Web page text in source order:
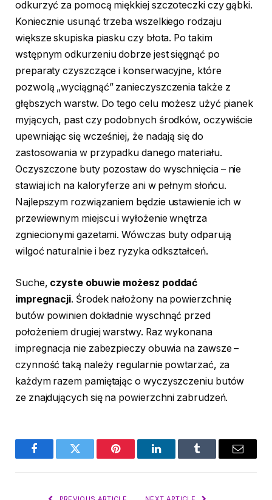
odkurzyć za pomocą miękkiej szczoteczki czy gąbki.
Koniecznie usunąć trzeba wszelkiego rodzaju
większe skupiska piasku czy błota. Po takim
wstępnym odkurzeniu dobrze jest sięgnąć po
preparaty czyszczące i konserwacyjne, które
pozwolą „wyciągnąć” zanieczyszczenia także z
głębszych warstw. Do tego celu możesz użyć pianek
myjących, past czy podobnych środków, oczywiście
upewniając się wcześniej, że nadają się do
zastosowania w przypadku danego materiału.
Oczyszczone buty pozostaw do wyschnięcia – nie
stawiaj ich na kaloryferze ani w pełnym słońcu.
Najlepszym rozwiązaniem będzie ustawienie ich w
przewiewnym miejscu i wyłożenie wnętrza
zgniecionymi gazetami. Wówczas buty odparują
wilgoć naturalnie i bez ryzyka odkształceń.
Suche, czyste obuwie możesz poddać
impregnacji. Środek nałożony na powierzchnię
butów powinien dokładnie wyschnąć przed
położeniem drugiej warstwy. Raz wykonana
impregnacja nie zabezpieczy obuwia na zawsze –
czynność taką należy regularnie powtarzać, za
każdym razem pamiętając o wyczyszczeniu butów
ze znajdujących się na powierzchni zabrudzeń.
FacebookTwitter Pinterest LinkedInTumblr Email